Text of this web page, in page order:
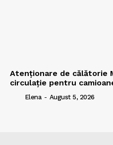
Atenționare de călătorie
circulație pentru
Elena - August 5, 2026